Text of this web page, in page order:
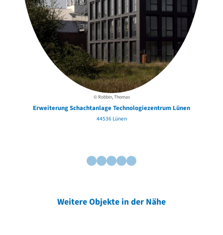
© Robbin, Thomas
Erweiterung Schachtanlage Technologiezentrum Lünen
44536 Lünen
Weitere Objekte in der Nähe